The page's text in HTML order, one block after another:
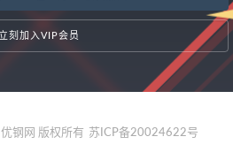
立刻加入VIP会员
钢网 版权所有 苏ICP备20024622号